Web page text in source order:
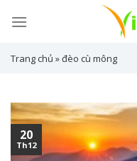
Trang chủ »đèo cù mông
20
Th12